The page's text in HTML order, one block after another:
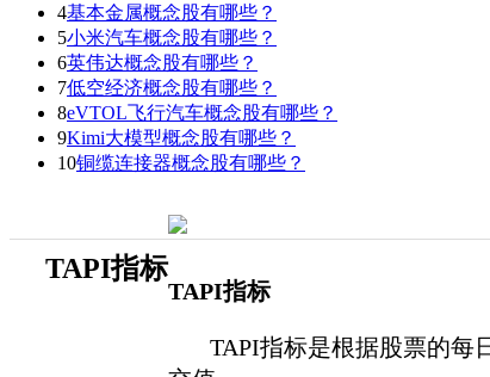
4基本金属概念股有哪些？
5小米汽车概念股有哪些？
6英伟达概念股有哪些？
7低空经济概念股有哪些？
8eVTOL飞行汽车概念股有哪些？
9Kimi大模型概念股有哪些？
10铜缆连接器概念股有哪些？
​TAPI指标
TAPI指标
TAPI指标是根据股票的每日